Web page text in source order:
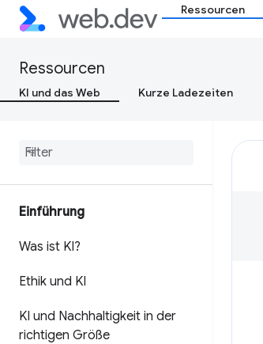
Ressourcen
Ressourcen
KI und das Web Kurze Ladezeiten
Einführung
Was ist KI?
Ethik und KI
KI und Nachhaltigkeit in der
richtigen Größe